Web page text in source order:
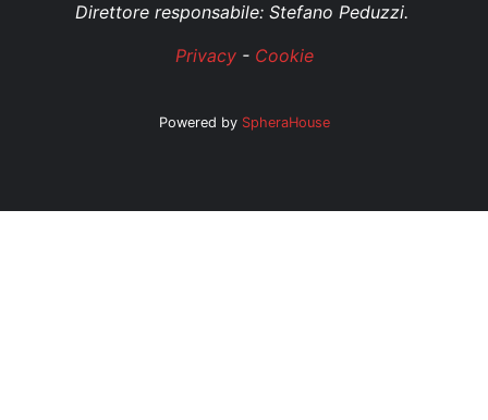
Direttore responsabile: Stefano Peduzzi.
Privacy- Cookie
Powered by SpheraHouse